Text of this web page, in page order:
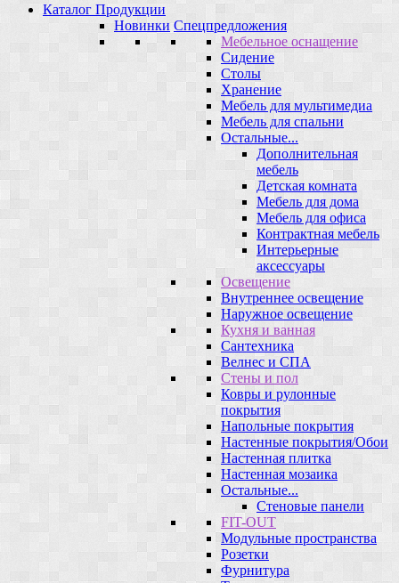
Каталог Продукции
Новинки Спецпредложения
Мебельное оснащение
Сидение
Столы
Хранение
Мебель для мультимедиа
Мебель для спальни
Остальные...
Дополнительная
мебель
Детская комната
Мебель для дома
Мебель для офиса
Контрактная мебель
Интерьерные
аксессуары
Освещение
Внутреннее освещение
Наружное освещение
Кухня и ванная
Сантехника
Велнес и СПА
Стены и пол
Ковры и рулонные
покрытия
Напольные покрытия
Настенные покрытия/Обои
Настенная плитка
Настенная мозаика
Остальные...
Стеновые панели
FIT-OUT
Модульные пространства
Розетки
Фурнитура